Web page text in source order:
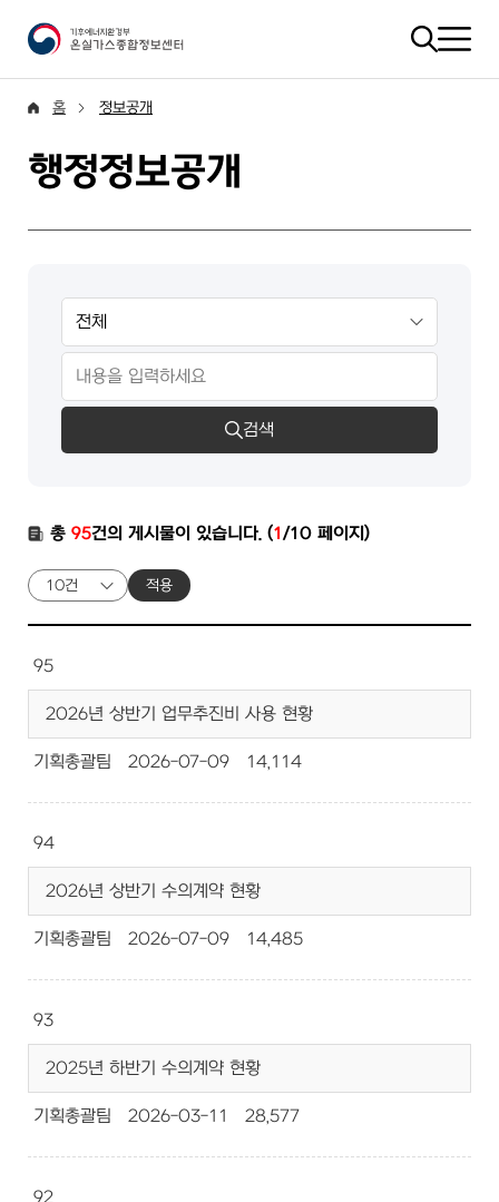
홈 정보공개
행정정보공개
검색
총 95건의 게시물이 있습니다. (1/10 페이지)
적용
95
2026년 상반기 업무추진비 사용 현황
기획총괄팀 2026-07-09 14,114
94
2026년 상반기 수의계약 현황
기획총괄팀 2026-07-09 14,485
93
2025년 하반기 수의계약 현황
기획총괄팀 2026-03-11 28,577
92